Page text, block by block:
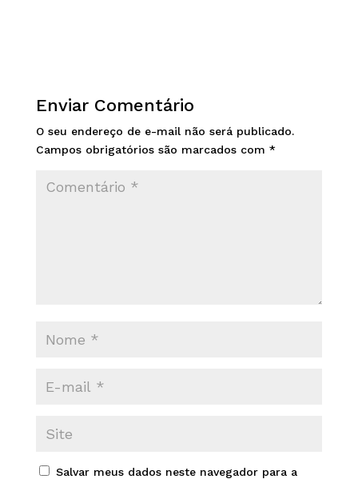
Enviar Comentário
O seu endereço de e-mail não será publicado.
Campos obrigatórios são marcados com *
Salvar meus dados neste navegador para a